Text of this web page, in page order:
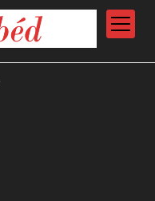
open
menu